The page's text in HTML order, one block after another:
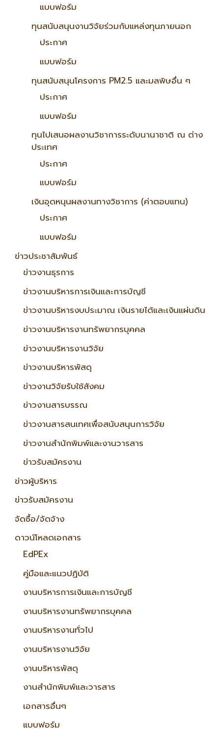
แบบฟอร์ม
ทุนสนับสนุนงานวิจัยร่วมกับแหล่งทุนภายนอก
ประกาศ
แบบฟอร์ม
ทุนสนับสนุนโครงการ PM2.5 และมลพิษอื่น ๆ
ประกาศ
แบบฟอร์ม
ทุนไปเสนอผลงานวิชาการระดับนานาชาติ ณ ต่าง
ประเทศ
ประกาศ
แบบฟอร์ม
เงินอุดหนุนผลงานทางวิชาการ (ค่าตอบแทน)
ประกาศ
แบบฟอร์ม
ข่าวประชาสัมพันธ์
ข่าวงานธุรการ
ข่าวงานบริหารการเงินและการบัญชี
ข่าวงานบริหารงบประมาณ เงินรายได้และเงินแผ่นดิน
ข่าวงานบริหารงานทรัพยากรบุคคล
ข่าวงานบริหารงานวิจัย
ข่าวงานบริหารพัสดุ
ข่าวงานวิจัยรับใช้สังคม
ข่าวงานสารบรรณ
ข่าวงานสารสนเทศเพื่อสนับสนุนการวิจัย
ข่าวงานสำนักพิมพ์และงานวารสาร
ข่าวรับสมัครงาน
ข่าวผู้บริหาร
ข่าวรับสมัครงาน
จัดซื้อ/จัดจ้าง
ดาวน์โหลดเอกสาร
EdPEx
คู่มือและแนวปฏิบัติ
งานบริหารการเงินและการบัญชี
งานบริหารงานทรัพยากรบุคคล
งานบริหารงานทั่วไป
งานบริหารงานวิจัย
งานบริหารพัสดุ
งานสำนักพิมพ์และวารสาร
เอกสารอื่นๆ
แบบฟอร์ม